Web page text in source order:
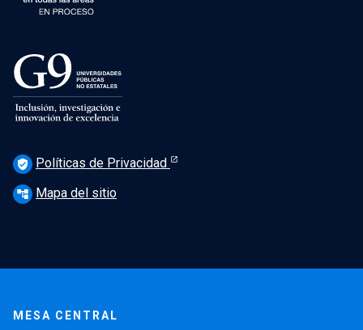
verified_user Políticas de Privacidad
account_tree Mapa del sitio
MESA CENTRAL